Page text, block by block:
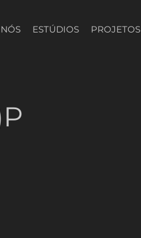
ESTÚDIOS PROJETOS